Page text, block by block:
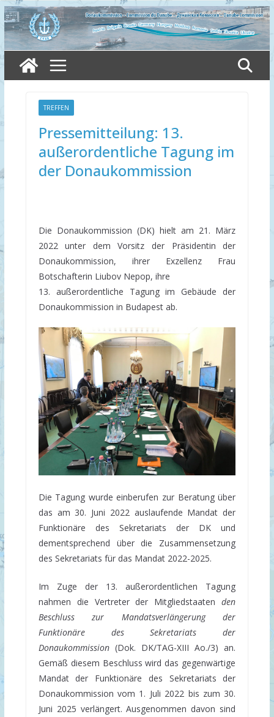
Skip
to
content
TREFFEN
Pressemitteilung: 13.
außerordentliche Tagung im
der Donaukommission
Die Donaukommission (DK) hielt am 21. März
2022 unter dem Vorsitz der Präsidentin der
Donaukommission, ihrer Exzellenz Frau
Botschafterin Liubov Nepop, ihre
13. außerordentliche Tagung im Gebäude der
Donaukommission in Budapest ab.
Die Tagung wurde einberufen zur Beratung über
das am 30. Juni 2022 auslaufende Mandat der
Funktionäre des Sekretariats der DK und
dementsprechend über die Zusammensetzung
des Sekretariats für das Mandat 2022-2025.
Im Zuge der 13. außerordentlichen Tagung
nahmen die Vertreter der Mitgliedstaatenden
Beschlusszur Mandatsverlängerung der
Funktionäre des Sekretariats der
Donaukommission(Dok. DK/TAG-XIII Ao./3) an.
Gemäß diesem Beschluss wird das gegenwärtige
Mandat der Funktionäre des Sekretariats der
Donaukommission vom 1. Juli 2022 bis zum 30.
Juni 2025 verlängert. Ausgenommen davon sind